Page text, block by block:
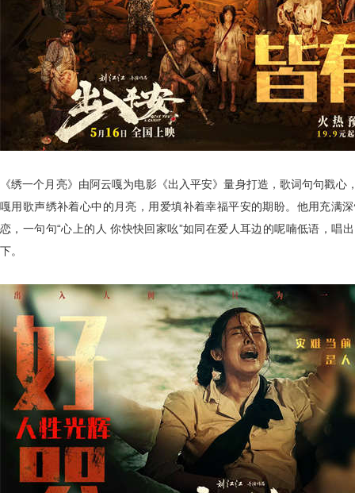
《绣一个月亮》由阿云嘎为电影《出入平安》量身打造，歌词句句戳
嘎用歌声绣补着心中的月亮，用爱填补着幸福平安的期盼。他用充满
恋，一句句“心上的人 你快快回家吆”如同在爱人耳边的呢喃低语，唱
下。